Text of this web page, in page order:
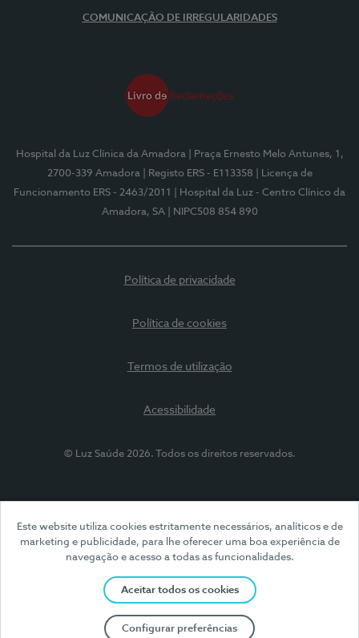
Este website utiliza cookies estritamente necessários, analíticos e de
marketing e publicidade, para lhe oferecer uma boa experiência de
navegação e acesso a todas as funcionalidades.
Aceitar todos os cookies
Configurar preferências
COMUNICAÇÃO DE IRREGULARIDADES
Hospital da Luz Clínica da Amadora
| Praça Ernesto Melo Antunes, 1,
2700-339 Amadora
| Registo ERS - E113358
| Licença de
Funcionamento ERS - 2463/2011
| Hospital da Luz - Centro Clínico da
Amadora, SA
| NIPC508 854 890
Política de privacidade
Política de cookies
Termos de utilização
Acessibilidade
© Luz Saúde 2026. Todos os direitos reservados.